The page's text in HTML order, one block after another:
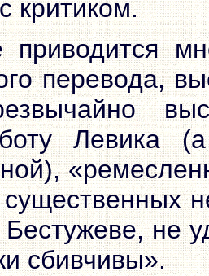
критиком.
перевода,
Левика
не
сбивчивы».